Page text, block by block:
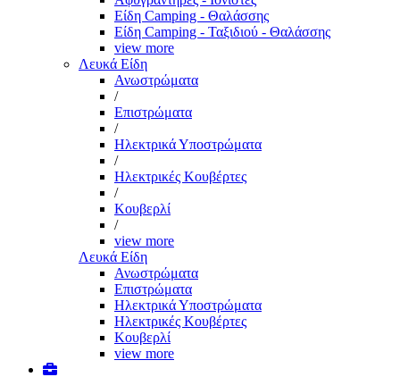
Είδη Camping - Θαλάσσης
Είδη Camping - Ταξιδιού - Θαλάσσης
view more
Λευκά Είδη
Ανωστρώματα
/
Επιστρώματα
/
Ηλεκτρικά Υποστρώματα
/
Ηλεκτρικές Κουβέρτες
/
Κουβερλί
/
view more
Λευκά Είδη
Ανωστρώματα
Επιστρώματα
Ηλεκτρικά Υποστρώματα
Ηλεκτρικές Κουβέρτες
Κουβερλί
view more